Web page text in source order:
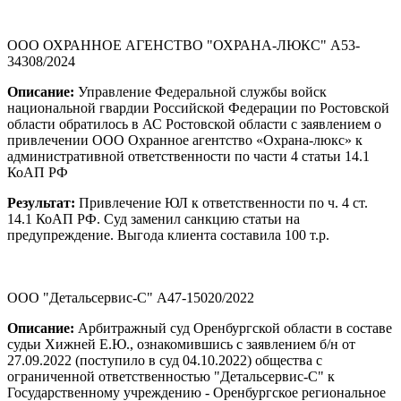
ООО ОХРАННОЕ АГЕНСТВО "ОХРАНА-ЛЮКС" А53-
34308/2024
Описание: Управление Федеральной службы войск
национальной гвардии Российской Федерации по Ростовской
области обратилось в АС Ростовской области с заявлением о
привлечении ООО Охранное агентство «Охрана-люкс» к
административной ответственности по части 4 статьи 14.1
КоАП РФ
Результат: Привлечение ЮЛ к ответственности по ч. 4 ст.
14.1 КоАП РФ. Суд заменил санкцию статьи на
предупреждение. Выгода клиента составила 100 т.р.
ООО "Детальсервис-С" А47-15020/2022
Описание: Арбитражный суд Оренбургской области в составе
судьи Хижней Е.Ю., ознакомившись с заявлением б/н от
27.09.2022 (поступило в суд 04.10.2022) общества с
ограниченной ответственностью "Детальсервис-С" к
Государственному учреждению - Оренбургское региональное